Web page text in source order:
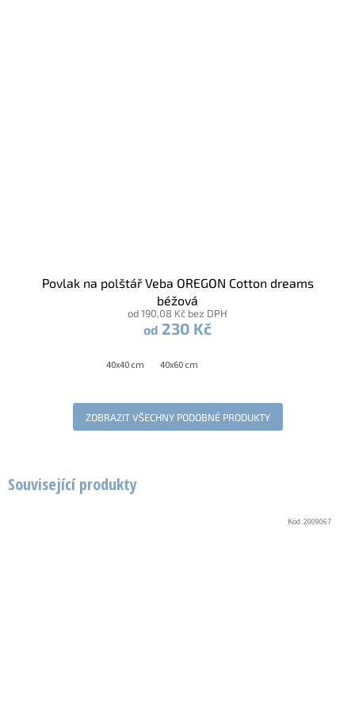
Související produkty
Kód:2009067
Povlak na polštář Veba OREGON Cotton dreams
béžová
od 190,08 Kč bez DPH
od 230 Kč
40x40 cm 40x60 cm
ZOBRAZIT VŠECHNY PODOBNÉ PRODUKTY